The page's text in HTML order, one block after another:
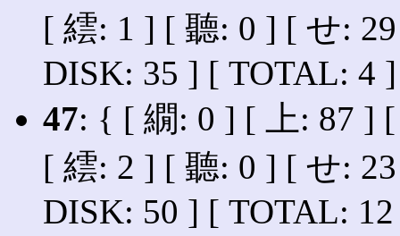
[ 繧: 1 ] [ 聽: 0 ] [ せ:
DISK: 35 ] [ TOTAL: 4 ]
47: { [ 繝: 0 ] [ 上: 87 ]
[ 繧: 2 ] [ 聽: 0 ] [ せ:
DISK: 50 ] [ TOTAL: